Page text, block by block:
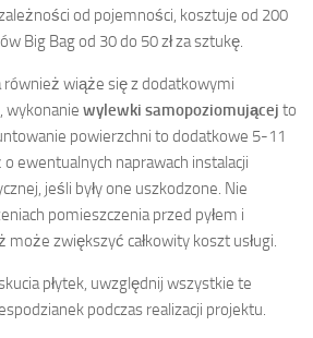
od pojemności, kosztuje od 200
Big Bag od 30 do 50 zł za sztukę.
również wiąże się z dodatkowymi
wykonanie wylewki samopoziomującej to
powierzchni to dodatkowe 5-11
ewentualnych naprawach instalacji
jeśli były one uszkodzone. Nie
pomieszczenia przed pyłem i
zwiększyć całkowity koszt usługi.
płytek, uwzględnij wszystkie te
podczas realizacji projektu.